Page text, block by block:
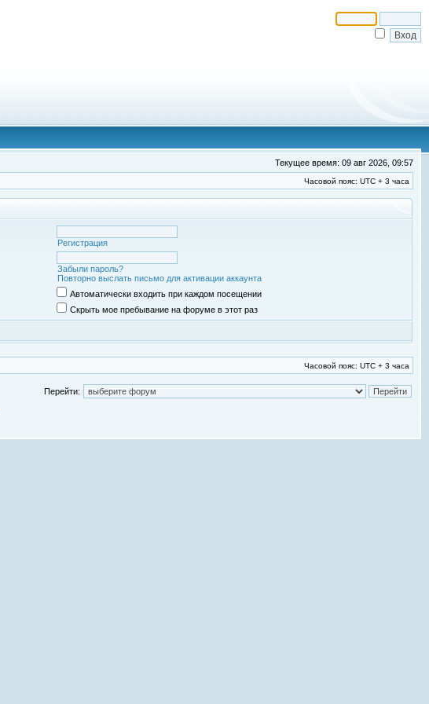
Текущее время: 09 авг 2026, 09:57
Часовой пояс: UTC + 3 часа
Регистрация
Забыли пароль?
Повторно выслать письмо для активации аккаунта
Автоматически входить при каждом посещении
Скрыть мое пребывание на форуме в этот раз
Часовой пояс: UTC + 3 часа
Перейти: